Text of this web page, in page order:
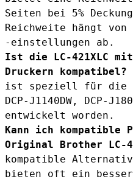
Seiten bei 5%
Reichweite hängt von
-einstellungen ab.
Ist die LC-421XLC
Druckern kompatibel?
ist speziell für die
DCP-J1140DW, DCP-
entwickelt worden.
Kann ich kompatible
Original Brother LC-
kompatible
bieten oft ein